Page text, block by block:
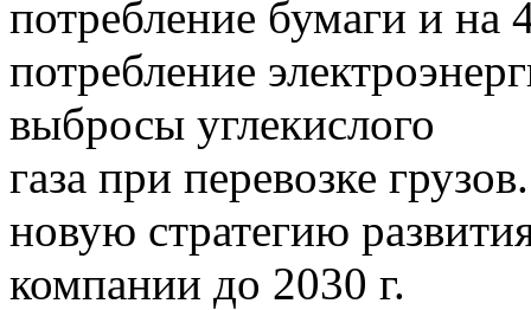
потребление бумаги и на
потребление
выбросы углекислого
газа при перевозке
новую стратегию
компании до 2030 г.